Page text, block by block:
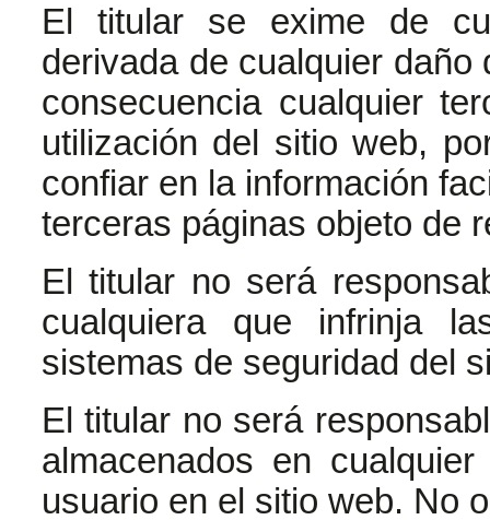
El titular se exime de
derivada de cualquier
consecuencia cualquier
utilización del sitio web,
confiar en la información
terceras páginas objeto de
El titular no será
cualquiera que infrinja
sistemas de seguridad del
El titular no será
almacenados en
usuario en el sitio web. No